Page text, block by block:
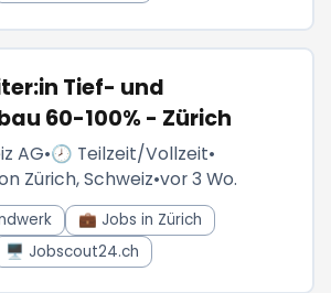
Tief- und
60-100% - Zürich
AG•🕗 Teilzeit/Vollzeit•
Zürich, Schweiz•vor 3 Wo.
💼 Jobs in Zürich
🖥️ Jobscout24.ch